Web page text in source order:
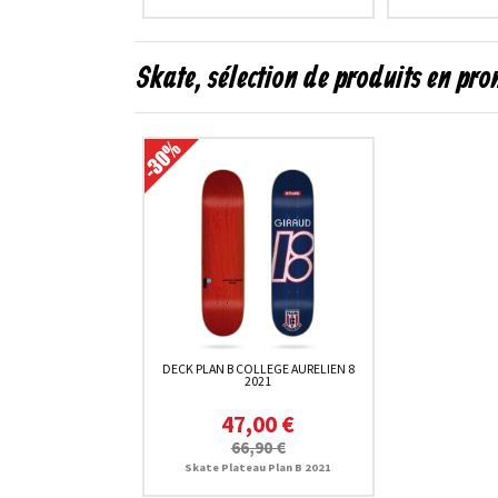
Skate, sélection de produits en
DECK PLAN B COLLEGE AURELIEN 8
2021
47,00 €
66,90 €
Skate Plateau Plan B 2021